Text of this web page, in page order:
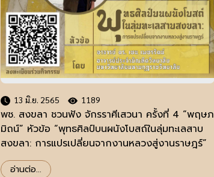
13 มิ.ย. 2565 1189
พช. สงขลา ชวนฟัง จักรราศีเสวนา ครั้งที่ 4 “พฤษภ
มิถน์” หัวข้อ “พุทธศิลป์บนผนังโบสถ์ในลุ่มทะเลสาบ
สงขลา: การแปรเปลี่ยนจากงานหลวงสู่งานราษฎร์”
อ่านต่อ...